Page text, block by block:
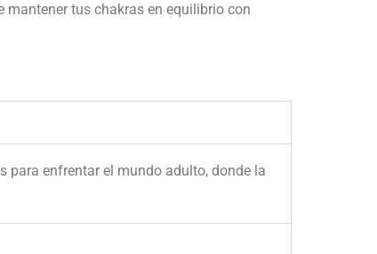
mantener tus chakras en equilibrio con
para enfrentar el mundo adulto, donde la